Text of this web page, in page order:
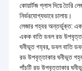
কোয়ার্টজ গ্লাস দিয়ে তৈরি
নির্ভরযোগ্যভাবে চালায়।
লেজার গহ্বর অন্তর্ভুক্ত:
একক বাতি ডবল রড
ঘনীভূত গহ্বর, ডবল বাতি
রড উপবৃত্তাকার ঘনীভূত
পাঁচটি রড উপবৃত্তাকার